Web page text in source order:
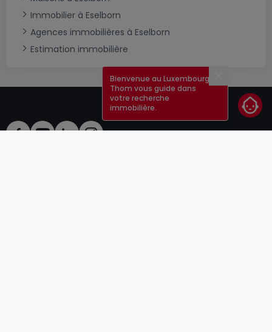
Immobilier à Eselborn
Agences immobilières à Eselborn
Estimation immobilière
Bienvenue au Luxembourg !
Thom vous guide dans
votre recherche
immobilière.